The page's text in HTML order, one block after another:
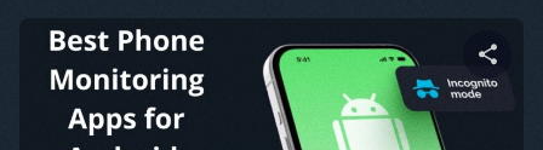
Udostępnij ten artykuł